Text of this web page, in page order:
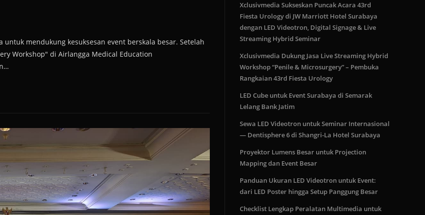
mendukung kesuksesan event berskala besar. Setelah
Workshop" di Airlangga Medical Education
Xclusivmedia Sukseskan Puncak Acara 43rd
Fiesta Urology di JW Marriott Hotel Surabaya
dengan LED Videotron, Digital Signage & Live
Streaming Hybrid Seminar
Xclusivmedia Dukung Jasa Live Streaming Hybrid
Workshop “Penile & Microsurgery” – Pembuka
Rangkaian 43rd Fiesta Urology
LED Cube untuk Event Surabaya di Semarak
Lelang Bank Jatim
Sewa LED Videotron untuk Seminar Internasional
— Dentisphere 6 di Shangri-La Hotel Surabaya
Proyektor Lumens Besar untuk Projection
Mapping dan Event Besar
Panduan Ukuran LED Videotron untuk Event:
dari LED Poster hingga Setup Panggung Besar
Checklist Lengkap Peralatan Multimedia untuk